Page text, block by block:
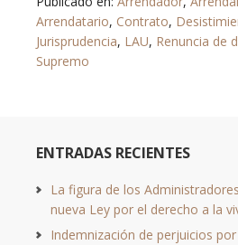
Arrendatario, Contrato,
Jurisprudencia, LAU, Renuncia de
Supremo
ENTRADAS RECIENTES
La figura de los
nueva Ley por el derecho a la
Indemnización de perjuicios